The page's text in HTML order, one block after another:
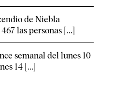
de Niebla
las personas [...]
semanal del lunes 10
14 [...]